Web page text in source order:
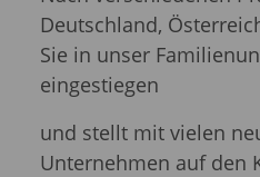
Deutschland,
Sie in unser
eingestiegen
und stellt mit vielen
Unternehmen auf den